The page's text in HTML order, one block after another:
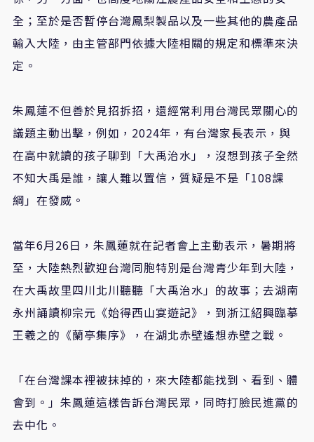
全；至於是否暫停台灣鳳梨製品以及一些其他的農產品
輸入大陸，由主管部門依據大陸相關的規定和標準來決
定。
朱鳳蓮不但善於見招拆招，還經常利用台灣民眾關心的
議題主動出擊，例如，2024年，有台灣家長表示，與
在高中就讀的孩子聊到「大禹治水」，沒想到孩子全然
不知大禹是誰，讓人難以置信，質疑是不是「108課
綱」在發威。
當年6月26日，朱鳳蓮就在記者會上主動表示，暑期將
至，大陸熱烈歡迎台灣同胞特別是台灣青少年到大陸，
在大禹故里四川北川聽聽「大禹治水」的故事；去湖南
永州誦讀柳宗元《始得西山宴遊記》，到浙江紹興臨摹
王羲之的《蘭亭集序》，在湖北赤壁遙想赤壁之戰。
「在台灣課本裡被抹掉的，來大陸都能找到、看到、體
會到。」朱鳳蓮這樣告訴台灣民眾，同時打臉民進黨的
去中化。